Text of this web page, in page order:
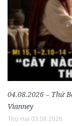
04.08.2026 – Thứ
Vianney
Thứ Hai 03.08.2026